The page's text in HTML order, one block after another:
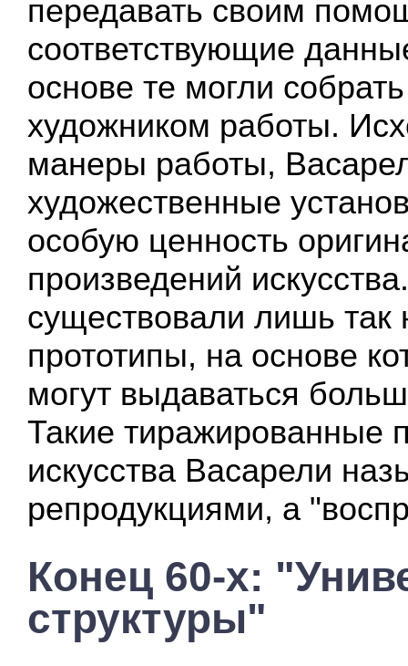
передавать своим
соответствующие
основе те могли
художником работы.
манеры работы,
художественные
особую ценность
произведений
существовали лишь
прототипы, на основе
могут выдаваться
Такие тиражированные
искусства Васарели
репродукциями, а
Конец 60-х:
структуры"